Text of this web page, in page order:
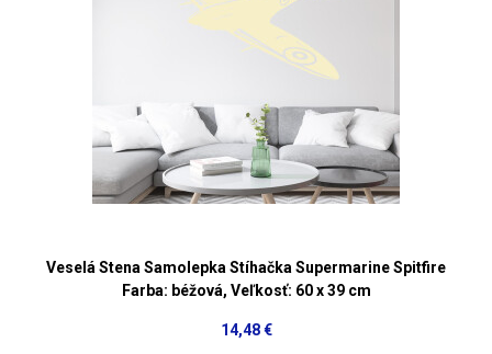
Veselá Stena Samolepka Stíhačka Supermarine Spitfire
Farba: béžová, Veľkosť: 60 x 39 cm
14,48 €